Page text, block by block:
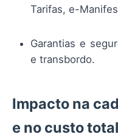
Tarifas, e-
Garantias e
e transbordo.
Impacto na
e no custo total